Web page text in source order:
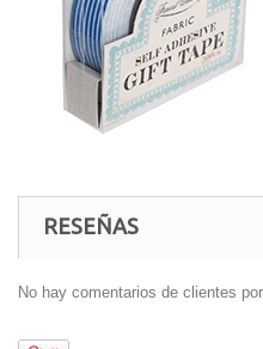
RESEÑAS
No hay comentarios de clientes